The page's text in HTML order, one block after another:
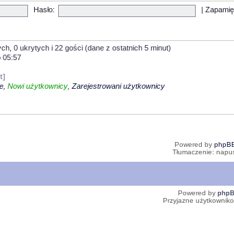
Hasło: |
0 ukrytych i 22 gości (dane z ostatnich 5 minut)
05:57
Nowi użytkownicy Zarejestrowani użytkownicy
Powered by
Tłumaczenie:
Powered by
Przyjazne